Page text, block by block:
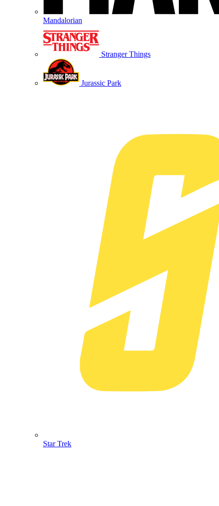
Mandalorian
Stranger Things
Jurassic Park
Star Trek